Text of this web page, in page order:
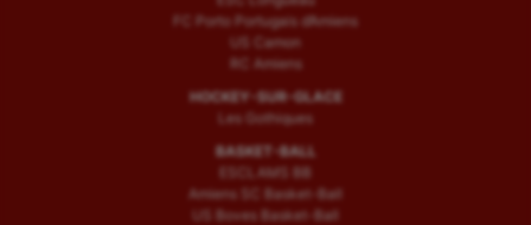
FC Porto Portugais d’Amiens
US Camon
RC Amiens
HOCKEY-SUR-GLACE
Les Gothiques
BASKET-BALL
ESCLAMS BB
Amiens SC Basket-Ball
US Boves Basket-Ball